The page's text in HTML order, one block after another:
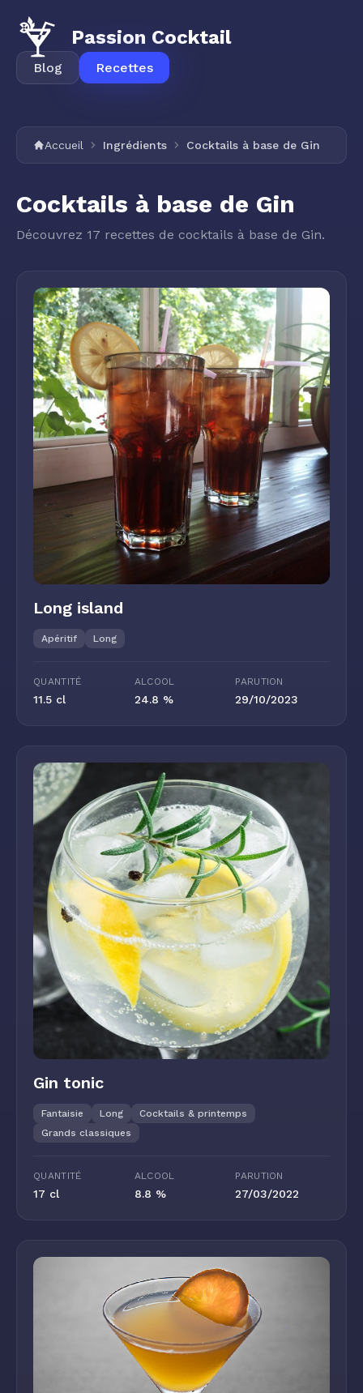
Passion Cocktail
Blog Recettes
Accueil Ingrédients Cocktails à base de Gin
Cocktails à base de Gin
Découvrez 17 recettes de cocktails à base de Gin.
Long island
Apéritif Long
QUANTITÉ
11.5 cl
ALCOOL
24.8 %
PARUTION
29/10/2023
Gin tonic
Fantaisie Long
Cocktails & printemps
Grands classiques
QUANTITÉ
17 cl
ALCOOL
8.8 %
PARUTION
27/03/2022